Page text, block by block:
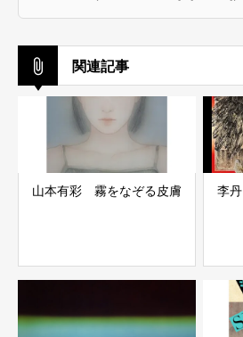
関連記事
山本有彩 霧をなぞる皮膚 李